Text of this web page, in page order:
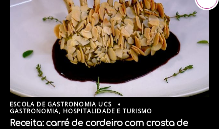
ESCOLA DE GASTRONOMIA UCS
GASTRONOMIA, HOSPITALIDADE E TURISMO
Receita: carré de cordeiro com crosta de